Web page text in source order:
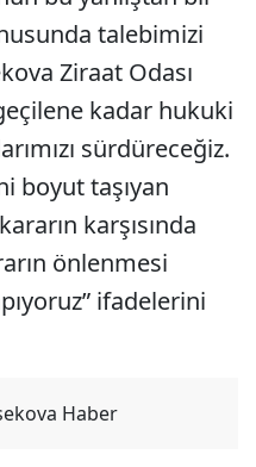
talebimizi
Ziraat Odası
kadar hukuki
sürdüreceğiz.
boyut taşıyan
karşısında
önlenmesi
ifadelerini
Haber